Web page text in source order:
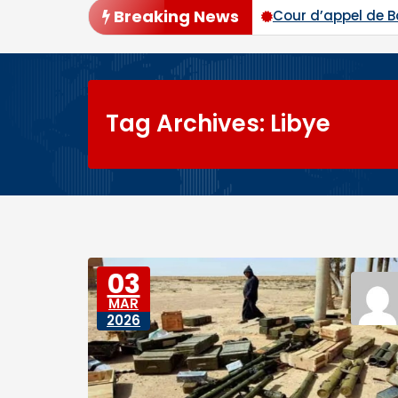
Breaking News
tour avec plus de 94 % des voix Cour d’appel de
Tag Archives: Libye
03
MAR
2026